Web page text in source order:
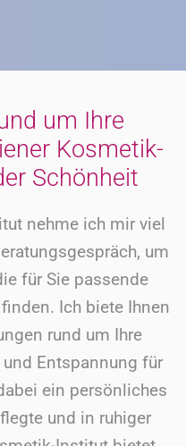
um Ihre
Kosmetik-
Schönheit
nehme ich mir viel
um
für Sie passende
Ich biete Ihnen
rund um Ihre
Entspannung für
ein persönliches
und in ruhiger